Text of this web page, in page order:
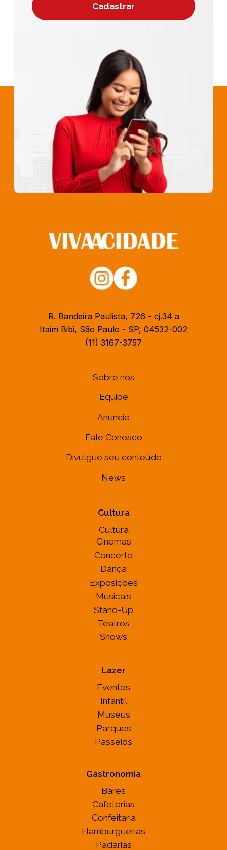
R. Bandeira Paulista, 726 - cj.34 a
Itaim Bibi, São Paulo - SP, 04532-002
(11) 3167-3757
Sobre nós
Equipe
Anuncie
Fale Conosco
Divulgue seu conteúdo
News
Cultura
Cultura
Cinemas
Concerto
Dança
Exposições
Musicais
Stand-Up
Teatros
Shows
Lazer
Eventos
Infantil
Museus
Parques
Passeios
Gastronomia
Bares
Cafeterias
Confeitaria
Hamburguerias
Padarias